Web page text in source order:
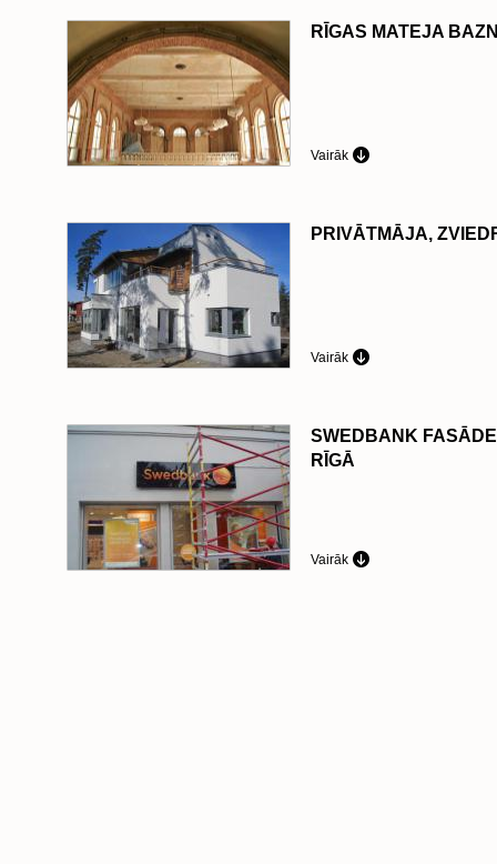
RĪGAS MATEJA
Vairāk
PRIVĀTMĀJA,
Vairāk
SWEDBANK
RĪGĀ
Vairāk